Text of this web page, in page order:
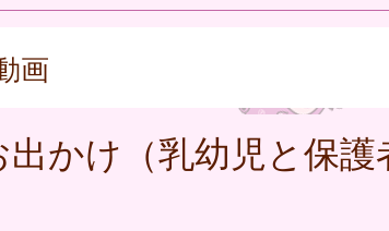
画
かけ（乳幼児と保護